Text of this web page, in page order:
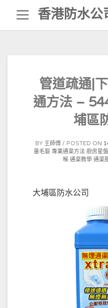
content
香港防水公
管道疏通|
通方法 –
埔區
BY 王師傅 POSTED ON
量毛髮 專業通渠方法 廚房星盤
喉 通渠教學 通渠
大埔區防水公司